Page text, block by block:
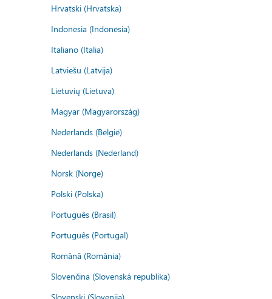
Hrvatski (Hrvatska)
Indonesia (Indonesia)
Italiano (Italia)
Latviešu (Latvija)
Lietuvių (Lietuva)
Magyar (Magyarország)
Nederlands (België)
Nederlands (Nederland)
Norsk (Norge)
Polski (Polska)
Português (Brasil)
Português (Portugal)
Română (România)
Slovenčina (Slovenská republika)
Slovenski (Slovenija)